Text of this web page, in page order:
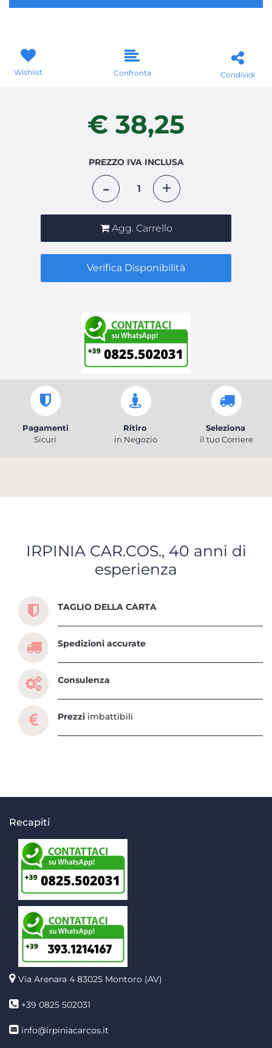
Wishlist Confronta Condividi
€ 38,25
PREZZO IVA INCLUSA
Agg. Carrello
Verifica Disponibilità
Pagamenti
Sicuri
Ritiro
in Negozio
Seleziona
il tuo Corriere
IRPINIA CAR.COS., 40 anni di
esperienza
Scopri tutti i servizi che ti abbiamo dedicato
TAGLIO DELLA CARTA
Spedizioni accurate
Consulenza
Prezzi imbattibili
Recapiti
Via Arenara 4 83025 Montoro (AV)
+39 0825 502031
info@irpiniacarcos.it